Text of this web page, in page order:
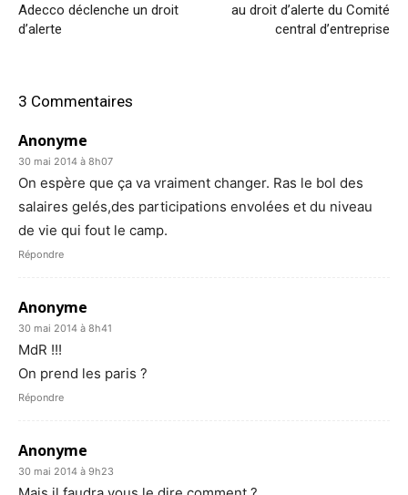
Adecco déclenche un droit
d’alerte
au droit d’alerte du Comité
central d’entreprise
3 Commentaires
Anonyme
30 mai 2014 à 8h07
On espère que ça va vraiment changer. Ras le bol des
salaires gelés,des participations envolées et du niveau
de vie qui fout le camp.
Répondre
Anonyme
30 mai 2014 à 8h41
MdR !!!
On prend les paris ?
Répondre
Anonyme
30 mai 2014 à 9h23